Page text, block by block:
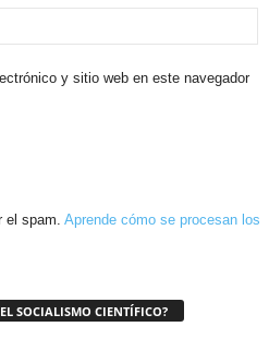
y sitio web en este navegador
spam. Aprende cómo se procesan los
SOCIALISMO CIENTÍFICO?